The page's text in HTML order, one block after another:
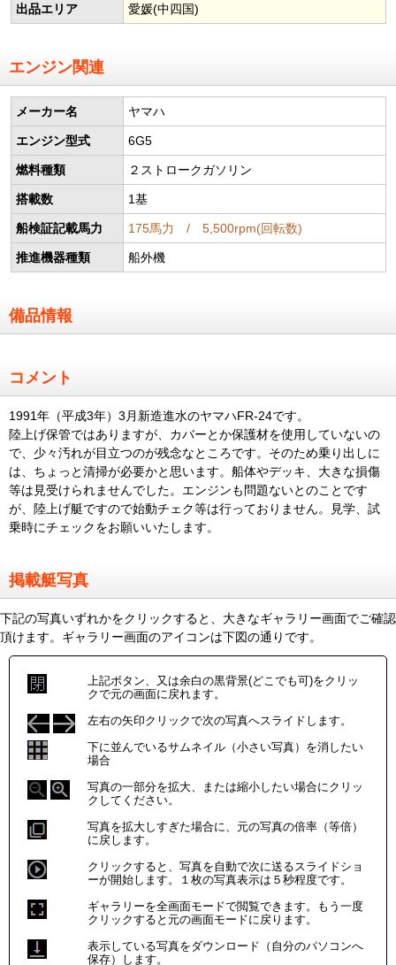
出品エリア 愛媛(中四国)
エンジン関連
メーカー名 ヤマハ
エンジン型式 6G5
燃料種類 ２ストロークガソリン
搭載数 1基
船検証記載馬力 175馬力 / 5,500rpm(回転数)
推進機器種類 船外機
備品情報
コメント
1991年（平成3年）3月新造進水のヤマハFR-24です。
陸上げ保管ではありますが、カバーとか保護材を使用していないの
で、少々汚れが目立つのが残念なところです。そのため乗り出しに
は、ちょっと清掃が必要かと思います。船体やデッキ、大きな損傷
等は見受けられませんでした。エンジンも問題ないとのことです
が、陸上げ艇ですので始動チェク等は行っておりません。見学、試
乗時にチェックをお願いいたします。
掲載艇写真
下記の写真いずれかをクリックすると、大きなギャラリー画面でご確認
頂けます。ギャラリー画面のアイコンは下図の通りです。
上記ボタン、又は余白の黒背景(どこでも可)をクリッ
クで元の画面に戻れます。
左右の矢印クリックで次の写真へスライドします。
下に並んでいるサムネイル（小さい写真）を消したい
場合
写真の一部分を拡大、または縮小したい場合にクリッ
クしてください。
写真を拡大しすぎた場合に、元の写真の倍率（等倍）
に戻します。
クリックすると、写真を自動で次に送るスライドショ
ーが開始します。１枚の写真表示は５秒程度です。
ギャラリーを全画面モードで閲覧できます。もう一度
クリックすると元の画面モードに戻ります。
表示している写真をダウンロード（自分のパソコンへ
保存）します。